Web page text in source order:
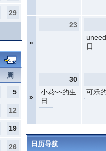
29
周
5
12
19
26
»
23
日
»
30
小花~~的生
日
可乐
日历导航